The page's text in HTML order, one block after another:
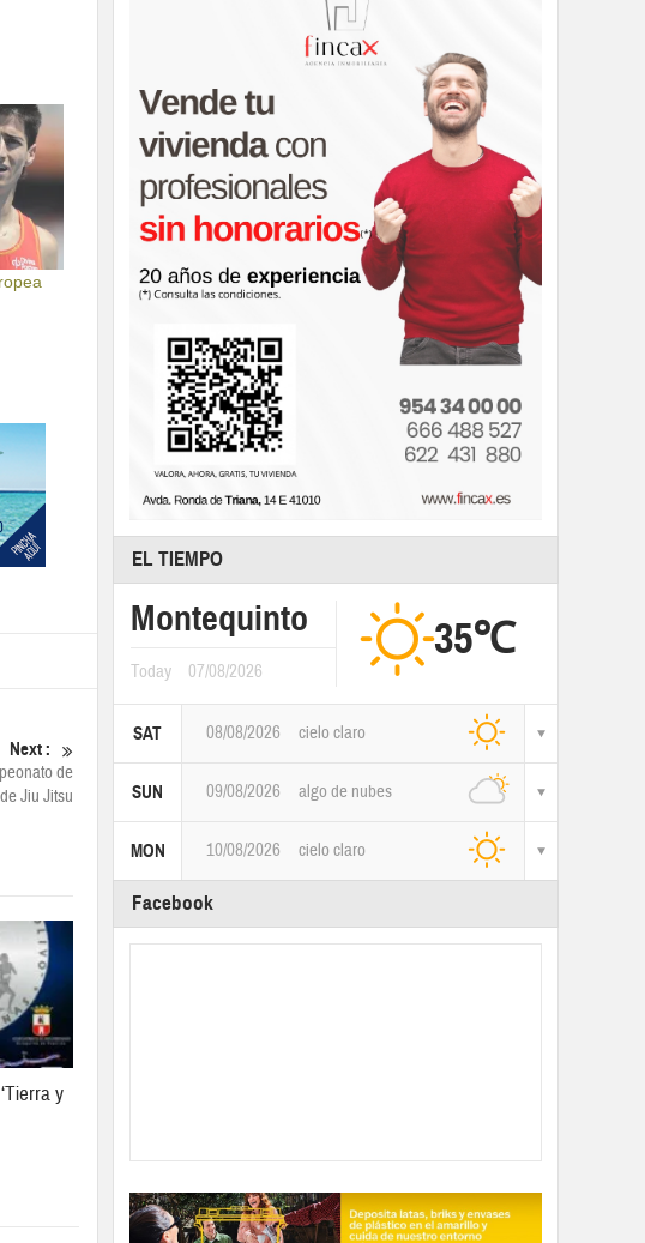
Next :
de
Jiu Jitsu
y
EL TIEMPO
Montequinto
Today 07/08/2026
35℃
SAT 08/08/2026 cielo claro
SUN 09/08/2026 algo de nubes
MON 10/08/2026 cielo claro
Facebook